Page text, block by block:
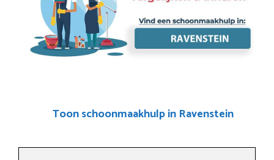
Toon schoonmaakhulp in Ravenstein